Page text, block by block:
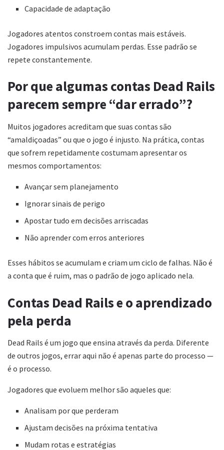
Capacidade de adaptação
Jogadores atentos constroem contas mais estáveis.
Jogadores impulsivos acumulam perdas. Esse padrão se
repete constantemente.
Por que algumas contas Dead Rails
parecem sempre “dar errado”?
Muitos jogadores acreditam que suas contas são
“amaldiçoadas” ou que o jogo é injusto. Na prática, contas
que sofrem repetidamente costumam apresentar os
mesmos comportamentos:
Avançar sem planejamento
Ignorar sinais de perigo
Apostar tudo em decisões arriscadas
Não aprender com erros anteriores
Esses hábitos se acumulam e criam um ciclo de falhas. Não é
a conta que é ruim, mas o padrão de jogo aplicado nela.
Contas Dead Rails e o aprendizado
pela perda
Dead Rails é um jogo que ensina através da perda. Diferente
de outros jogos, errar aqui não é apenas parte do processo —
é o processo.
Jogadores que evoluem melhor são aqueles que:
Analisam por que perderam
Ajustam decisões na próxima tentativa
Mudam rotas e estratégias